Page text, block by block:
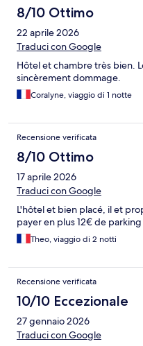
8/10 Ottimo
22 aprile 2026
Traduci con Google
Hôtel et chambre très bien.
sincèrement dommage.
Coralyne, viaggio di 1 notte
Recensione verificata
8/10 Ottimo
17 aprile 2026
Traduci con Google
L'hôtel et bien placé, il et
payer en plus 12€ de parking
Theo, viaggio di 2 notti
Recensione verificata
10/10 Eccezionale
27 gennaio 2026
Traduci con Google